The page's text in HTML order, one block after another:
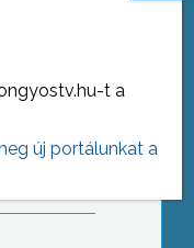
t a
új portálunkat a